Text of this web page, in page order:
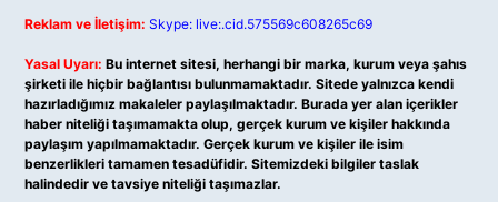
Reklam ve İletişim: Skype: live:.cid.575569c608265c69
Yasal Uyarı: Bu internet sitesi, herhangi bir marka, kurum veya şahıs
şirketi ile hiçbir bağlantısı bulunmamaktadır. Sitede yalnızca kendi
hazırladığımız makaleler paylaşılmaktadır. Burada yer alan içerikler
haber niteliği taşımamakta olup, gerçek kurum ve kişiler hakkında
paylaşım yapılmamaktadır. Gerçek kurum ve kişiler ile isim
benzerlikleri tamamen tesadüfidir. Sitemizdeki bilgiler taslak
halindedir ve tavsiye niteliği taşımazlar.